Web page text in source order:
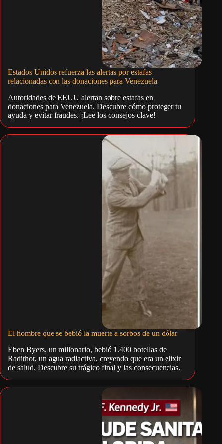
Estados Unidos refuerza las alertas por estafas
relacionadas con las donaciones para Venezuela
Autoridades de EEUU alertan sobre estafas en
donaciones para Venezuela. Descubre cómo proteger tu
ayuda y evitar fraudes. ¡Lee los consejos clave!
El hombre que se bebió la muerte a sorbos de un dólar
Eben Byers, un millonario, bebió 1.400 botellas de
Radithor, un agua radiactiva, creyendo que era un elixir
de salud. Descubre su trágico final y las consecuencias.